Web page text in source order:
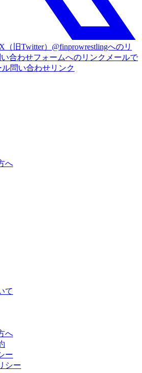
（旧Twitter）@finprowrestlingへのリ
合わせフォームへのリンク メールで
問い合わせリンク
へ
て
へ
ー
シー